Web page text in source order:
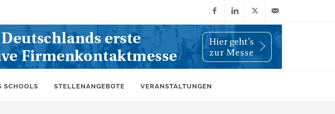
FacebookLinkedIn
X
(Twitter)
info@wiwi-
SCHOOLS STELLENANGEBOTE VERANSTALTUNGEN